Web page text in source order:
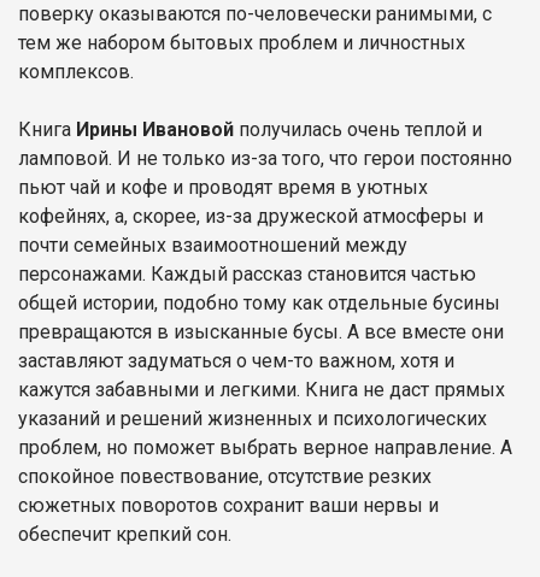
поверку оказываются по-человечески ранимыми, с
тем же набором бытовых проблем и личностных
комплексов.
Книга Ирины Ивановой получилась очень теплой и
ламповой. И не только из-за того, что герои постоянно
пьют чай и кофе и проводят время в уютных
кофейнях, а, скорее, из-за дружеской атмосферы и
почти семейных взаимоотношений между
персонажами. Каждый рассказ становится частью
общей истории, подобно тому как отдельные бусины
превращаются в изысканные бусы. А все вместе они
заставляют задуматься о чем-то важном, хотя и
кажутся забавными и легкими. Книга не даст прямых
указаний и решений жизненных и психологических
проблем, но поможет выбрать верное направление. А
спокойное повествование, отсутствие резких
сюжетных поворотов сохранит ваши нервы и
обеспечит крепкий сон.